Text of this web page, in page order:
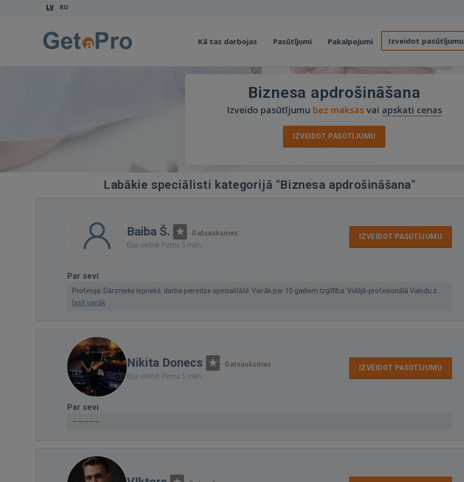
LV RU
Kā tas darbojas Pasūtījumi Pakalpojumi Izveidot pasūtījumu
Biznesa apdrošināšana
Izveido pasūtījumu bez maksas vai apskati cenas
IZVEIDOT PASŪTĪJUMU
Labākie speciālisti kategorijā "Biznesa apdrošināšana"
Baiba Š. · 0 atsauksmes
Bija vietnē: Pirms 5 mēn.
IZVEIDOT PASŪTĪJUMU
Par sevi
Profesija: Dārznieks Iepriekš. darba pieredze specialitātē: Vairāk par 10 gadiem Izglītība: Vidējā-profesionālā Valodu z...
lasīt vairāk
Nikita Donecs · 0 atsauksmes
Bija vietnē: Pirms 5 mēn.
IZVEIDOT PASŪTĪJUMU
Par sevi
—————